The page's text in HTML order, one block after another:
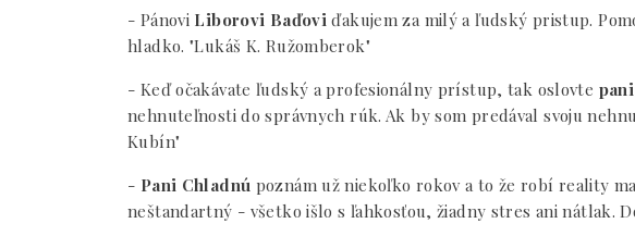
- Pánovi Liborovi Baďovi ďakujem za milý a ľudský pristup.
hladko. "Lukáš K. Ružomberok"
- Keď očakávate ľudský a profesionálny prístup, tak oslovte
nehnuteľnosti do správnych rúk. Ak by som predával svoju
Kubín"
- Pani Chladnú poznám už niekoľko rokov a to že robí reality
neštandartný - všetko išlo s ľahkosťou, žiadny stres ani nátlak.